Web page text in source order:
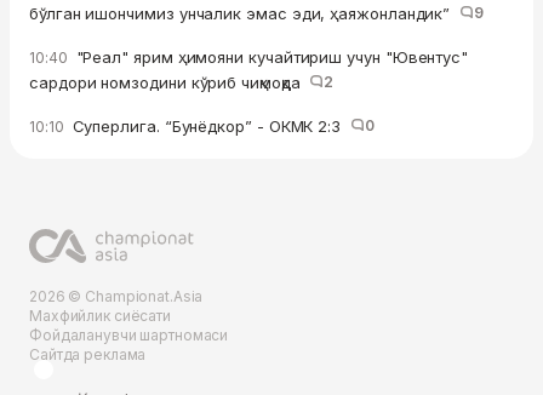
бўлган ишончимиз унчалик эмас эди, ҳаяжонландик”
9
10:40 "Реал" ярим ҳимояни кучайтириш учун "Ювентус"
сардори номзодини кўриб чиқмоқда
2
10:10 Суперлига. “Бунёдкор” - ОКМК 2:3 0
2026 © Championat.Asia
Махфийлик сиёсати
Фойдаланувчи шартномаси
Сайтда реклама